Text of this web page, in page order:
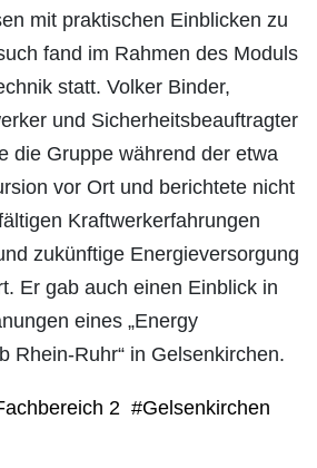
mit praktischen Einblicken zu
fand im Rahmen des Moduls
statt. Volker Binder,
und Sicherheitsbeauftragter
die Gruppe während der etwa
vor Ort und berichtete nicht
Kraftwerkerfahrungen
zukünftige Energieversorgung
Er gab auch einen Einblick in
eines „Energy
Rhein-Ruhr“ in Gelsenkirchen.
2 #Gelsenkirchen